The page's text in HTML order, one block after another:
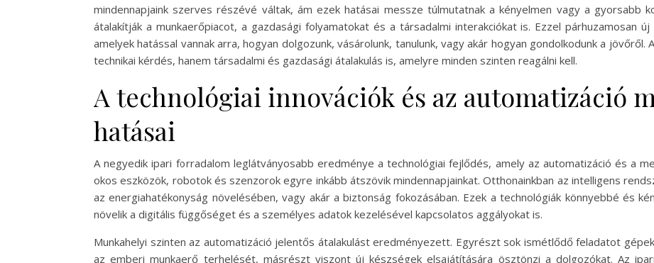
mindennapjaink szerves részévé váltak, ám ezek hatásai messze túlmutatnak a kényelmen vagy a gyorsabb
átalakítják a munkaerőpiacot, a gazdasági folyamatokat és a társadalmi interakciókat is. Ezzel párhuzamosan
amelyek hatással vannak arra, hogyan dolgozunk, vásárolunk, tanulunk, vagy akár hogyan gondolkodunk a
technikai kérdés, hanem társadalmi és gazdasági átalakulás is, amelyre minden szinten reagálni kell.
A technológiai innovációk és az automatizáció
hatásai
A negyedik ipari forradalom leglátványosabb eredménye a technológiai fejlődés, amely az automatizáció és a
okos eszközök, robotok és szenzorok egyre inkább átszövik mindennapjainkat. Otthonainkban az intelligens
az energiahatékonyság növelésében, vagy akár a biztonság fokozásában. Ezek a technológiák könnyebbé és
növelik a digitális függőséget és a személyes adatok kezelésével kapcsolatos aggályokat is.
Munkahelyi szinten az automatizáció jelentős átalakulást eredményezett. Egyrészt sok ismétlődő feladatot
az emberi munkaerő terhelését, másrészt viszont új készségek elsajátítására ösztönzi a dolgozókat. Az